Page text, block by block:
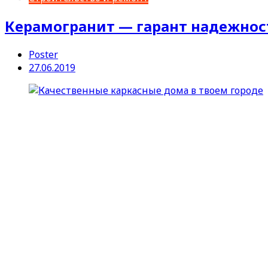
Керамогранит — гарант
Poster
27.06.2019